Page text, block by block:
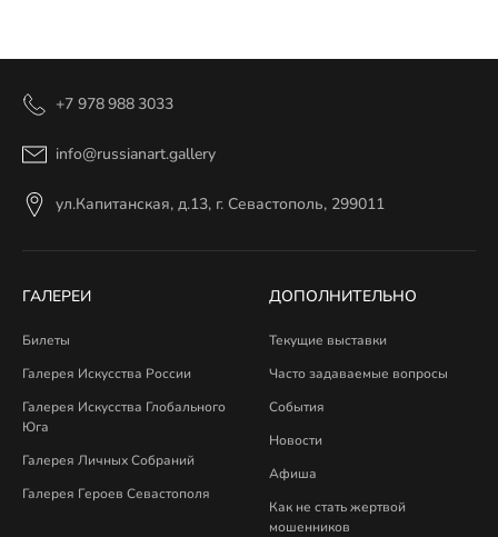
+7 978 988 3033
info@russianart.gallery
ул.Капитанская, д.13, г. Севастополь, 299011
ГАЛЕРЕИ
Билеты
Галерея Искусства России
Галерея Искусства Глобального
Юга
Галерея Личных Собраний
Галерея Героев Севастополя
ДОПОЛНИТЕЛЬНО
Текущие выставки
Часто задаваемые вопросы
События
Новости
Афиша
Как не стать жертвой
мошенников